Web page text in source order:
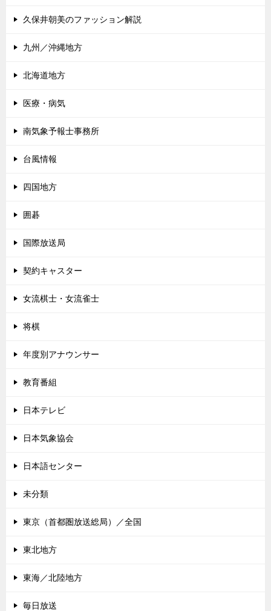
久保井朝美のファッション解説
九州／沖縄地方
北海道地方
医療・病気
南気象予報士事務所
台風情報
四国地方
囲碁
国際放送局
契約キャスター
女流棋士・女流雀士
将棋
年度別アナウンサー
教育番組
日本テレビ
日本気象協会
日本語センター
未分類
東京（首都圏放送総局）／全国
東北地方
東海／北陸地方
毎日放送